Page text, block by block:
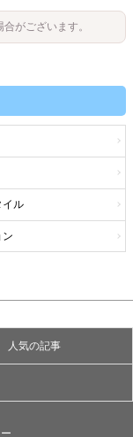
がございます。
イル
ン
人気の記事